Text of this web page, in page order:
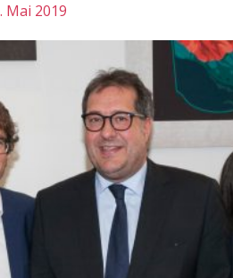
2019